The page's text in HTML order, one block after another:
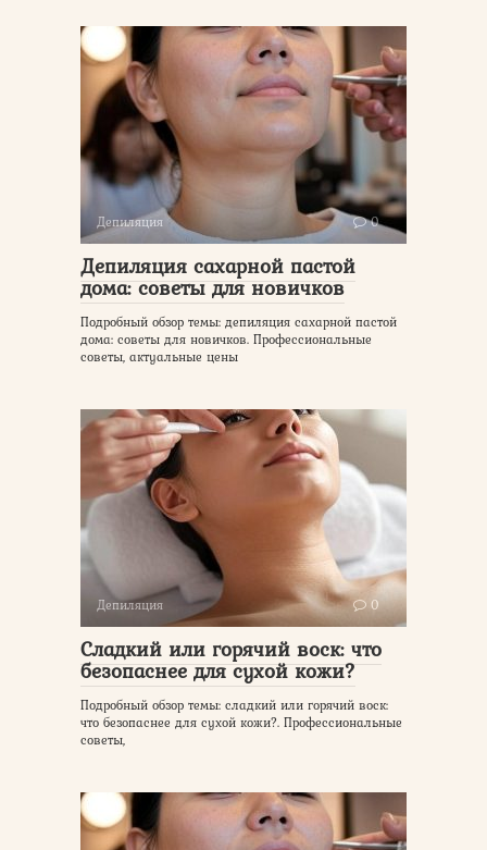
Депиляция 0
Депиляция сахарной пастой
дома: советы для новичков
Подробный обзор темы: депиляция сахарной пастой
дома: советы для новичков. Профессиональные
советы, актуальные цены
Депиляция 0
Сладкий или горячий воск: что
безопаснее для сухой кожи?
Подробный обзор темы: сладкий или горячий воск:
что безопаснее для сухой кожи?. Профессиональные
советы,